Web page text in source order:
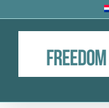
to